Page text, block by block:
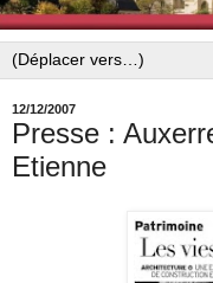
12/12/2007
Presse :
Etienne